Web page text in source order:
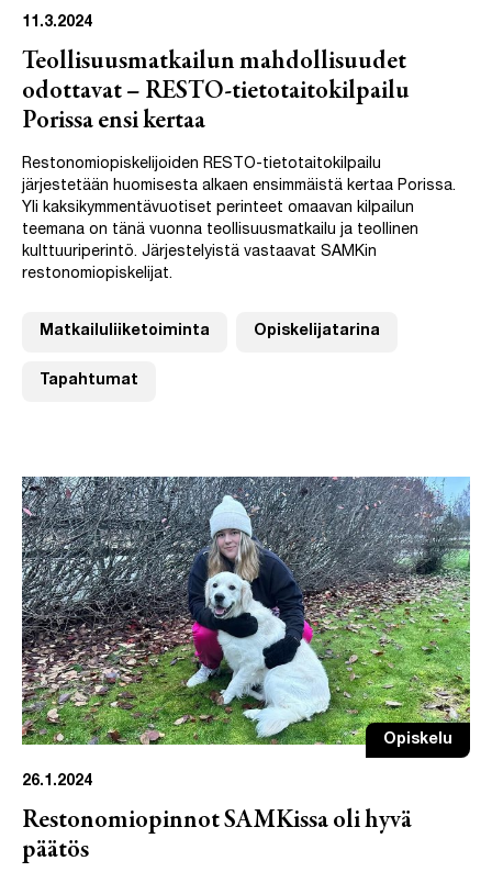
11.3.2024
Teollisuusmatkailun mahdollisuudet
odottavat – RESTO-tietotaitokilpailu
Porissa ensi kertaa
Restonomiopiskelijoiden RESTO-tietotaitokilpailu
järjestetään huomisesta alkaen ensimmäistä kertaa Porissa.
Yli kaksikymmentävuotiset perinteet omaavan kilpailun
teemana on tänä vuonna teollisuusmatkailu ja teollinen
kulttuuriperintö. Järjestelyistä vastaavat SAMKin
restonomiopiskelijat.
Matkailuliiketoiminta Opiskelijatarina
Tapahtumat
Opiskelu
26.1.2024
Restonomiopinnot SAMKissa oli hyvä
päätös